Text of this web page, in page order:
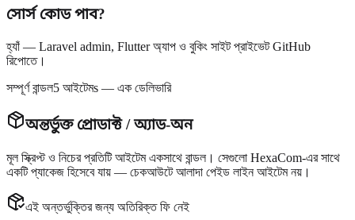
সোর্স কোড পাব?
হ্যাঁ — Laravel admin, Flutter অ্যাপ ও বুকিং সাইট প্রাইভেট GitHub
রিপোতে।
সম্পূর্ণ বান্ডল5 আইটেমs — এক ডেলিভারি
অন্তর্ভুক্ত প্রোডাক্ট / অ্যাড-অন
মূল স্ক্রিপ্ট ও নিচের প্রতিটি আইটেমএকসাথে বান্ডল। সেগুলো HexaCom-এর সাথে
একটি প্যাকেজ হিসেবে যায় — চেকআউটে আলাদা পেইড লাইন আইটেম নয়।
এই অন্তর্ভুক্তির জন্য অতিরিক্ত ফি নেই